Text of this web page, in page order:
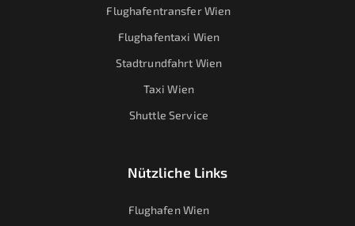
Flughafentransfer Wien
Flughafentaxi Wien
Stadtrundfahrt Wien
Taxi Wien
Shuttle Service
Nützliche Links
Flughafen Wien